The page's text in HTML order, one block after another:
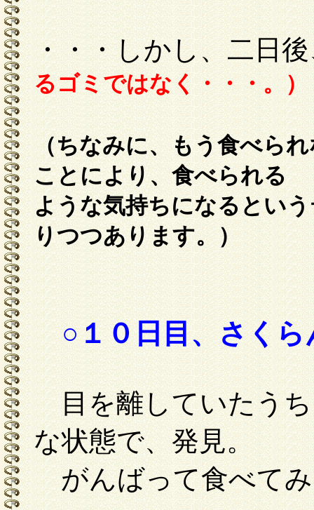
・・・しかし、二日
るゴミではなく・・・。）
（ちなみに、もう食べら
ことにより、食べられる
ような気持ちになるとい
りつつあります。）
○１０日目、さく
目を離していたうち
な状態で、発見。
がんばって食べてみ